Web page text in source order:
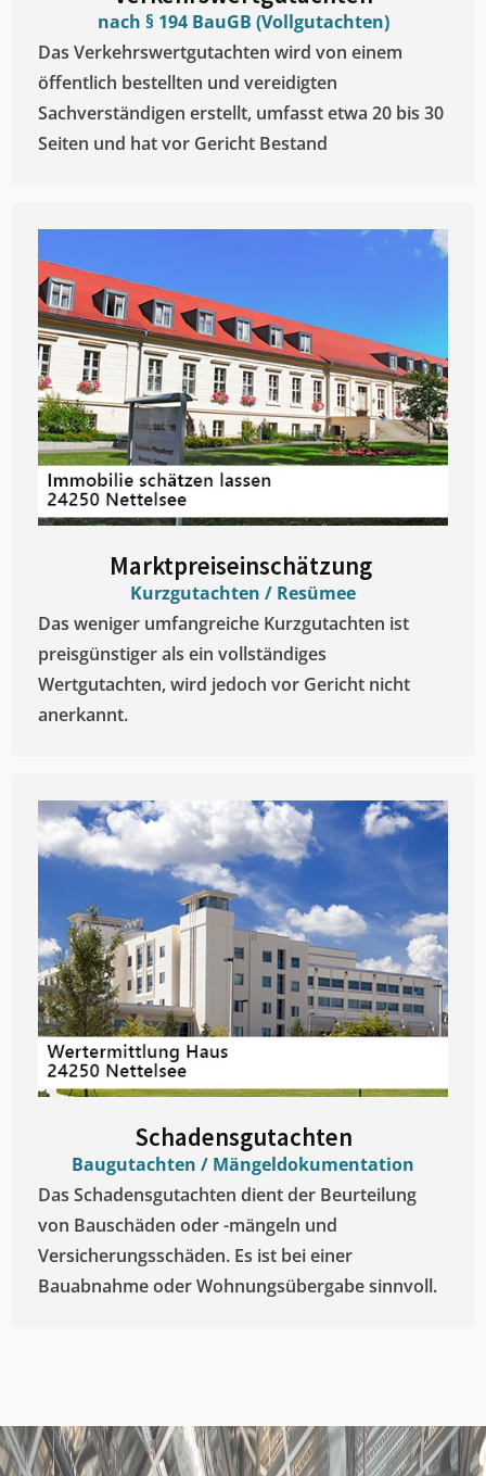
nach § 194 BauGB (Vollgutachten)
Das Verkehrswertgutachten wird von einem
öffentlich bestellten und vereidigten
Sachverständigen erstellt, umfasst etwa 20 bis 30
Seiten und hat vor Gericht Bestand
Marktpreiseinschätzung ​
Kurzgutachten / Resümee
Das weniger umfangreiche Kurzgutachten ist
preisgünstiger als ein vollständiges
Wertgutachten, wird jedoch vor Gericht nicht
anerkannt.
Schadensgutachten
Baugutachten / Mängeldokumentation
Das Schadensgutachten dient der Beurteilung
von Bauschäden oder -mängeln und
Versicherungsschäden. Es ist bei einer
Bauabnahme oder Wohnungsübergabe sinnvoll.